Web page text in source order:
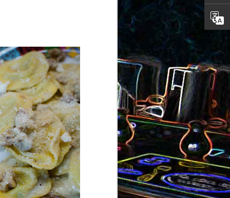
jambon Canistrelli aux amandes et
aux noisettes